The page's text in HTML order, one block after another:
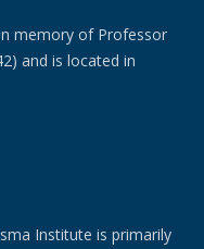
memory of Professor
and is located in
Institute is primarily